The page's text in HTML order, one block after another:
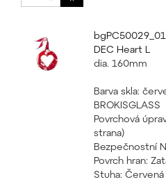
DEC Heart L
dia. 160mm
Barva skla:
BROKISGLASS
Povrchová
strana)
Bezpečnostní
Povrch hran:
Stuha: Červená